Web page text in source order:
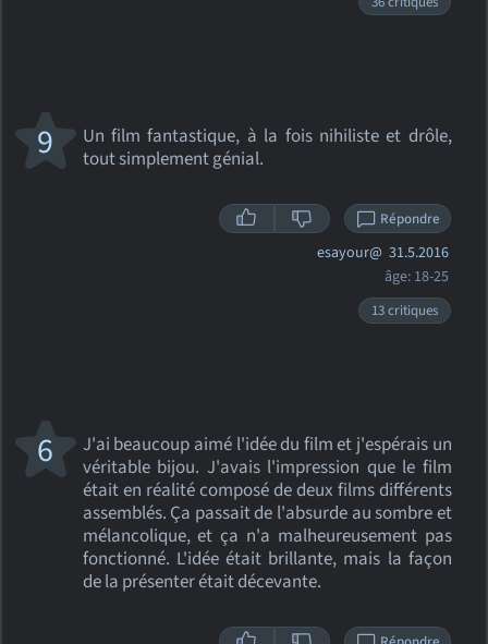
Un film fantastique, à la fois nihiliste et drôle,
tout simplement génial.
9
Répondre
esayour@ 31.5.2016
âge: 18-25
13 critiques
J'ai beaucoup aimé l'idée du film et j'espérais un
véritable bijou. J'avais l'impression que le film
était en réalité composé de deux films différents
assemblés. Ça passait de l'absurde au sombre et
mélancolique, et ça n'a malheureusement pas
fonctionné. L'idée était brillante, mais la façon
de la présenter était décevante.
6